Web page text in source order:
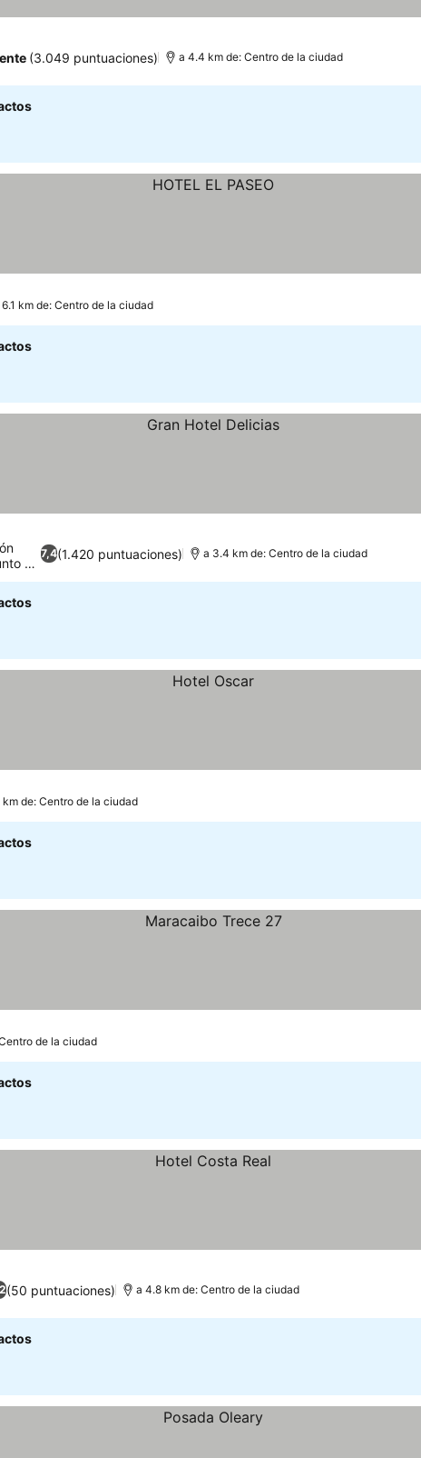
(3.049 puntuaciones) a 4.4 km de: Centro de la ciudad
km de: Centro de la ciudad
7,4(1.420 puntuaciones)
a
a 3.4 km de: Centro de la ciudad
km de: Centro de la ciudad
de la ciudad
(50 puntuaciones) a 4.8 km de: Centro de la ciudad